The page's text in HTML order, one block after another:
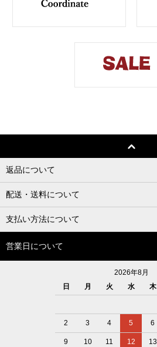
返品について
配送・送料について
支払い方法について
営業日について
2026年8月
日
月 火 水 木
2 3 4 5 6
9 10 11 12 13